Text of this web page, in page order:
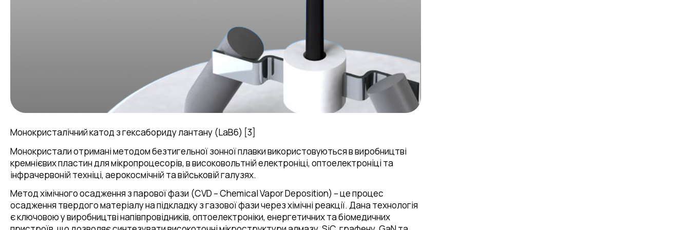
Монокристалічний катод з гексабориду лантану (LaB6) [3]
Монокристали отримані методом безтигельної зонної плавки використовуються в виробництві
кремнієвих пластин для мікропроцесорів, в високовольтній електроніці, оптоелектроніці та
інфрачервоній техніці, аерокосмічній та військовій галузях.
Метод хімічного осадження з парової фази (CVD – Chemical Vapor Deposition) – це процес
осадження твердого матеріалу на підкладку з газової фази через хімічні реакції. Дана технологія
є ключовою у виробництві напівпровідників, оптоелектроніки, енергетичних та біомедичних